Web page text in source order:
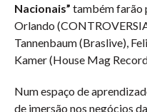
Nacionais” também farão
Orlando
Tannenbaum (Braslive),
Kamer (House Mag
Num espaço de
de imersão nos negócios